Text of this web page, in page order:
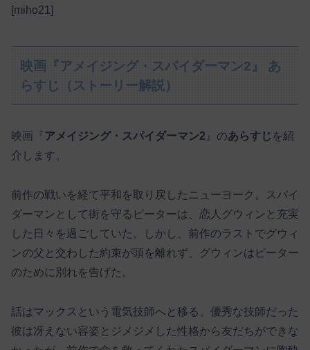
[miho21]
映画『アメイジング・スパイダーマン2』 あ
らすじ（ストーリー解説）
映画『 アメイジング・スパイダーマン2 』のあらすじ を紹
介します。
前作の戦いを経て平和を取り戻したニューヨーク。スパイ
ダーマンとして街を守るピーターは、恋人グウィンと充実
した日々を過ごしていた。しかし、前作のラストでグウィ
ンの父と交わした約束が頭を離れず、グウィンはピーター
のために別れを告げた。
話はマックスという電気技師へと移る。優秀な技師だった
彼は冴えない容姿とジメジメした性格から友だちができな